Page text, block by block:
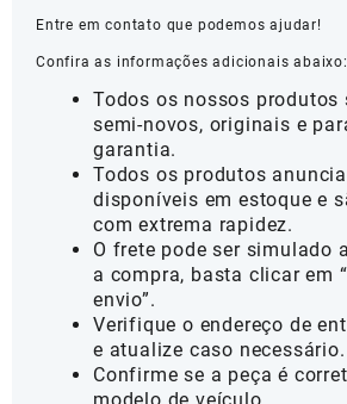
Entre em contato que podemos ajudar!
Confira as informações adicionais abaixo:
Todos os nossos produtos
semi-novos, originais e
garantia.
Todos os produtos
disponíveis em estoque e
com extrema rapidez.
O frete pode ser simulado
a compra, basta clicar em
envio”.
Verifique o endereço de
e atualize caso necessário.
Confirme se a peça é